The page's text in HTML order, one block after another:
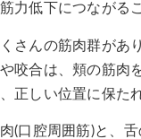
力低下につながる
さんの筋肉群があ
咬合は、頬の筋肉
正しい位置に保た
(口腔周囲筋)と、